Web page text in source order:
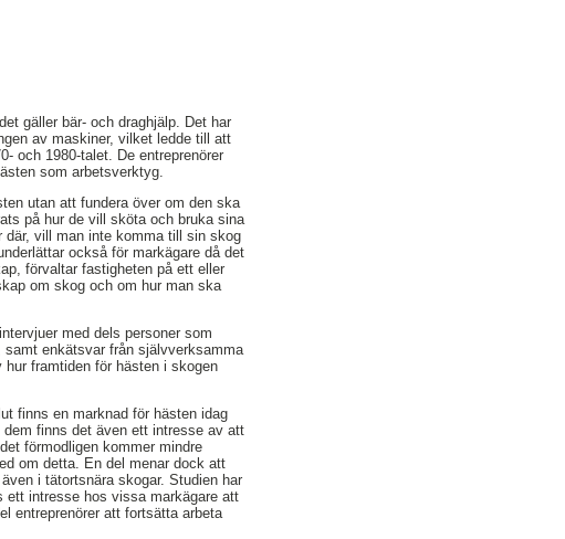
gäller bär- och draghjälp. Det har
av maskiner, vilket ledde till att
och 1980-talet. De entreprenörer
som arbetsverktyg.
utan att fundera över om den ska
på hur de vill sköta och bruka sina
där, vill man inte komma till sin skog
också för markägare då det
förvaltar fastigheten på ett eller
om skog och om hur man ska
med dels personer som
enkätsvar från självverksamma
framtiden för hästen i skogen
finns en marknad för hästen idag
finns det även ett intresse av att
förmodligen kommer mindre
om detta. En del menar dock att
i tätortsnära skogar. Studien har
intresse hos vissa markägare att
entreprenörer att fortsätta arbeta